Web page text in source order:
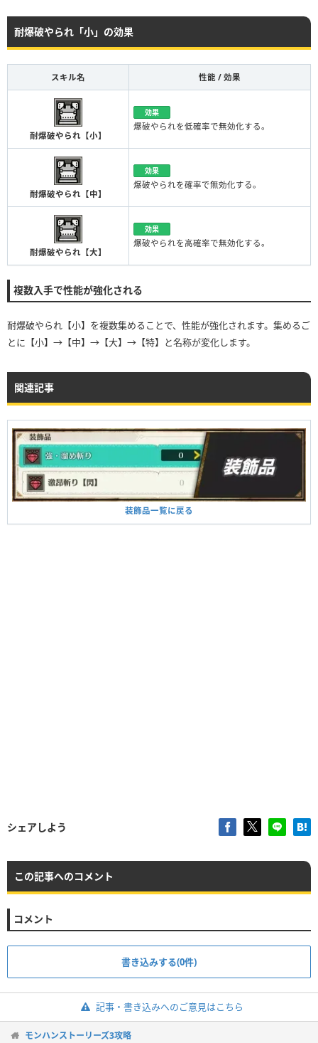
耐爆破やられ「小」の効果
スキル名 性能 / 効果
耐爆破やられ【小】
効果
爆破やられを低確率で無効化する。
耐爆破やられ【中】
効果
爆破やられを確率で無効化する。
耐爆破やられ【大】
効果
爆破やられを高確率で無効化する。
複数入手で性能が強化される
耐爆破やられ【小】を複数集めることで、性能が強化されます。集めるご
とに【小】→【中】→【大】→【特】と名称が変化します。
関連記事
装飾品一覧に戻る
シェアしよう
この記事へのコメント
コメント
書き込みする(0件)
記事・書き込みへのご意見はこちら
モンハンストーリーズ3攻略